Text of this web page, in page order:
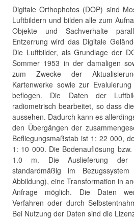
Digitale Orthophotos (DOP) sind
Luftbildern und bilden alle zum
Objekte und Sachverhalte
Entzerrung wird das Digitale
Die Luftbilder, als Grundlage der
Sommer 1953 in der damaligen
zum Zwecke der
Kartenwerke sowie zur
beflogen. Die Daten der
radiometrisch bearbeitet, so dass
aussehen. Dadurch kann es
den Übergängen der
Befliegungsmaßstab ist 1: 22 000,
1: 10 000. Die Bodenauflösung
1.0 m. Die Auslieferung der
standardmäßig im
Abbildung), eine Transformation in
Anfrage möglich. Die Daten
Verfahren oder durch
Bei Nutzung der Daten sind die